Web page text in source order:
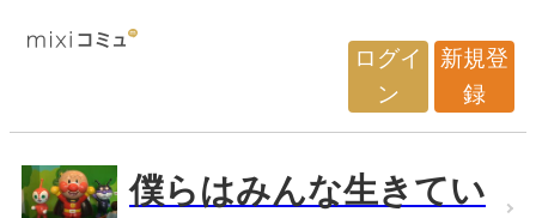
ログイ
ン
新規登
録
僕らはみんな生きてい